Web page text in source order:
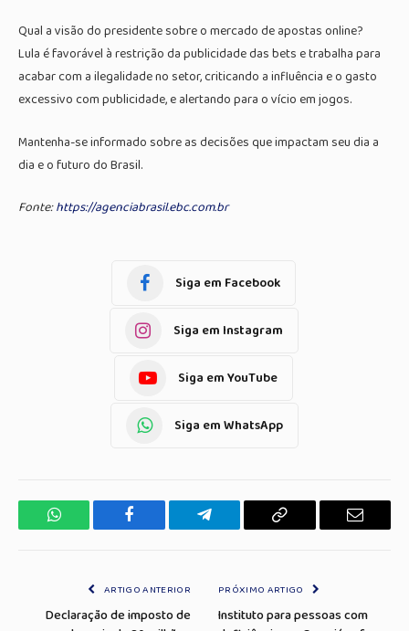
Qual a visão do presidente sobre o mercado de apostas online?
Lula é favorável à restrição da publicidade das bets e trabalha para
acabar com a ilegalidade no setor, criticando a influência e o gasto
excessivo com publicidade, e alertando para o vício em jogos.
Mantenha-se informado sobre as decisões que impactam seu dia a
dia e o futuro do Brasil.
Fonte:https://agenciabrasil.ebc.com.br
Siga em Facebook
Siga em Instagram
Siga em YouTube
Siga em WhatsApp
WhatsApp Facebook Telegrama Copiar
E-
ARTIGO ANTERIOR
Declaração de imposto de
PRÓXIMO ARTIGO
Instituto para pessoas com